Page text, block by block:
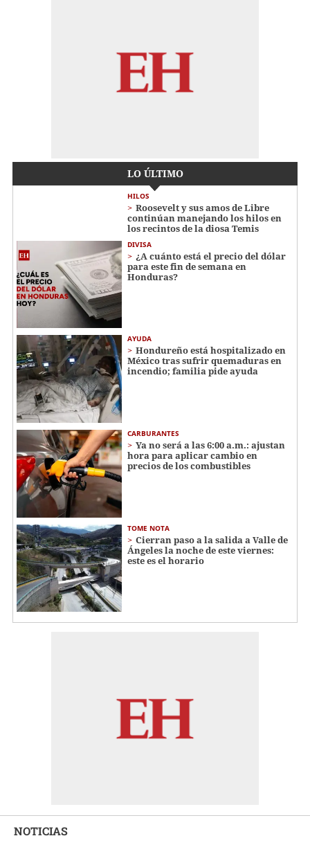
LO ÚLTIMO
HILOS
Roosevelt y sus amos de Libre
continúan manejando los hilos en
los recintos de la diosa Temis
DIVISA
¿A cuánto está el precio del dólar
para este fin de semana en
Honduras?
AYUDA
Hondureño está hospitalizado en
México tras sufrir quemaduras en
incendio; familia pide ayuda
CARBURANTES
Ya no será a las 6:00 a.m.: ajustan
hora para aplicar cambio en
precios de los combustibles
TOME NOTA
Cierran paso a la salida a Valle de
Ángeles la noche de este viernes:
este es el horario
NOTICIAS